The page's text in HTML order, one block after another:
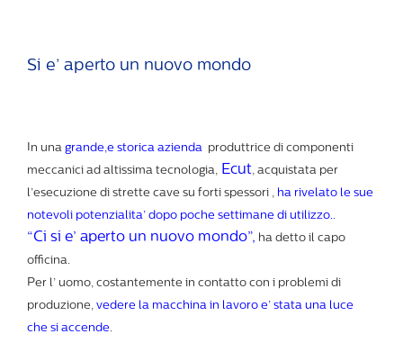
Si e’ aperto un nuovo mondo
In una grande,e storica azienda produttrice di componenti
meccanici ad altissima tecnologia, Ecut, acquistata per
l’esecuzione di strette cave su forti spessori , ha rivelato le sue
notevoli potenzialita’ dopo poche settimane di utilizzo..
“Ci si e’ aperto un nuovo mondo”, ha detto il capo
officina.
Per l’ uomo, costantemente in contatto con i problemi di
produzione, vedere la macchina in lavoro e’ stata una luce
che si accende.